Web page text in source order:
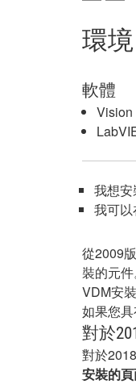
環境
軟體
Vision
我想
我可
從2009
裝的元件
VDM安
如果您
對於
對於
安裝的